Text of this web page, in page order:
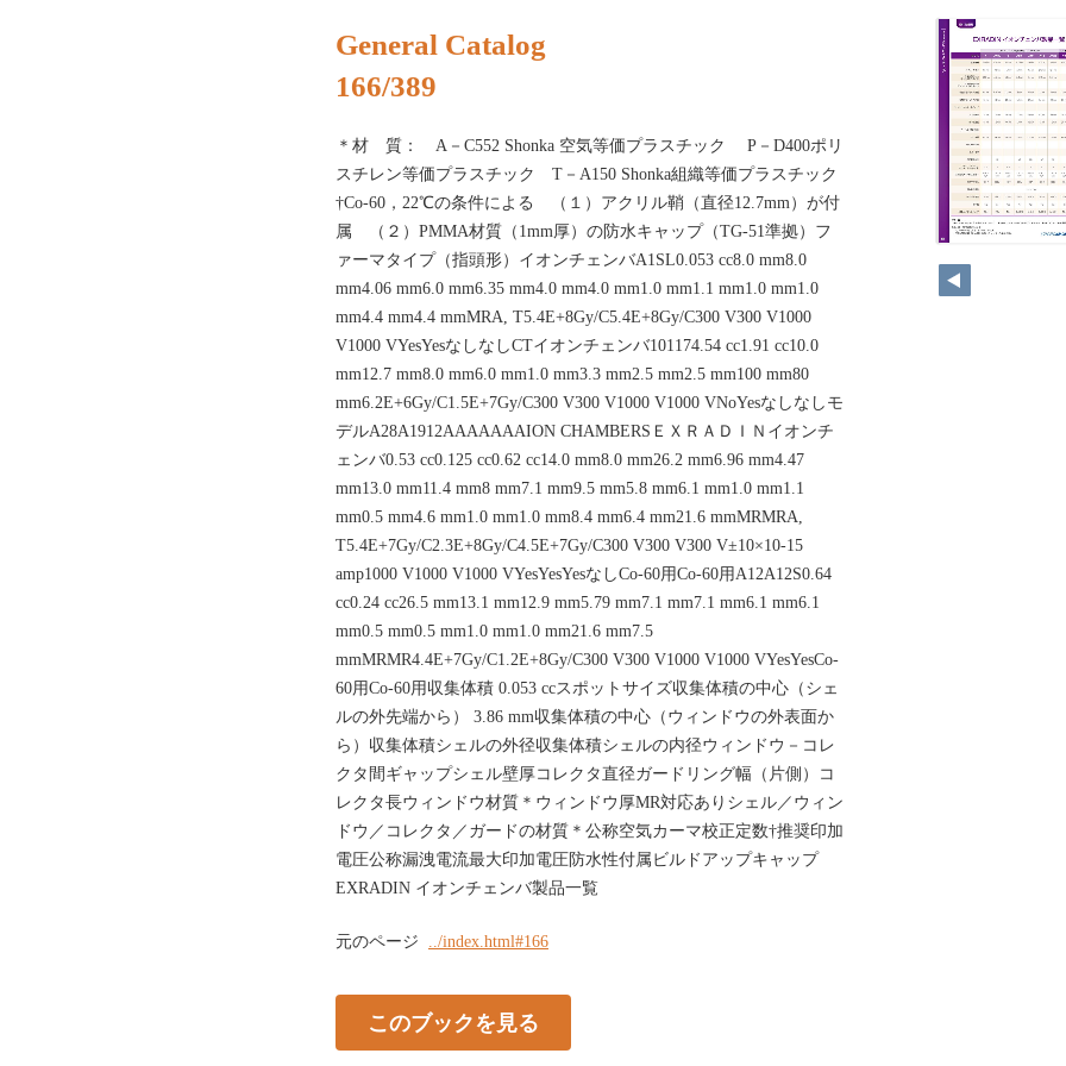
150
General Catalog
166/389
＊材 質： A－C552 Shonka 空気等価プラスチック P－D400ポリ
スチレン等価プラスチック T－A150 Shonka組織等価プラスチック
†Co-60，22℃の条件による （１）アクリル鞘（直径12.7mm）が付
属 （２）PMMA材質（1mm厚）の防水キャップ（TG-51準拠）フ
ァーマタイプ（指頭形）イオンチェンバA1SL0.053 cc8.0 mm8.0
mm4.06 mm6.0 mm6.35 mm4.0 mm4.0 mm1.0 mm1.1 mm1.0 mm1.0
mm4.4 mm4.4 mmMRA, T5.4E+8Gy/C5.4E+8Gy/C300 V300 V1000
V1000 VYesYesなしなしCTイオンチェンバ101174.54 cc1.91 cc10.0
mm12.7 mm8.0 mm6.0 mm1.0 mm3.3 mm2.5 mm2.5 mm100 mm80
mm6.2E+6Gy/C1.5E+7Gy/C300 V300 V1000 V1000 VNoYesなしなしモ
デルA28A1912AAAAAAAION CHAMBERSＥＸＲＡＤＩＮイオンチ
ェンバ0.53 cc0.125 cc0.62 cc14.0 mm8.0 mm26.2 mm6.96 mm4.47
mm13.0 mm11.4 mm8 mm7.1 mm9.5 mm5.8 mm6.1 mm1.0 mm1.1
mm0.5 mm4.6 mm1.0 mm1.0 mm8.4 mm6.4 mm21.6 mmMRMRA,
T5.4E+7Gy/C2.3E+8Gy/C4.5E+7Gy/C300 V300 V300 V±10×10-15
amp1000 V1000 V1000 VYesYesYesなしCo-60用Co-60用A12A12S0.64
cc0.24 cc26.5 mm13.1 mm12.9 mm5.79 mm7.1 mm7.1 mm6.1 mm6.1
mm0.5 mm0.5 mm1.0 mm1.0 mm21.6 mm7.5
mmMRMR4.4E+7Gy/C1.2E+8Gy/C300 V300 V1000 V1000 VYesYesCo-
60用Co-60用収集体積 0.053 ccスポットサイズ収集体積の中心（シェ
ルの外先端から） 3.86 mm収集体積の中心（ウィンドウの外表面か
ら）収集体積シェルの外径収集体積シェルの内径ウィンドウ－コレ
クタ間ギャップシェル壁厚コレクタ直径ガードリング幅（片側）コ
レクタ長ウィンドウ材質＊ウィンドウ厚MR対応ありシェル／ウィン
ドウ／コレクタ／ガードの材質＊公称空気カーマ校正定数†推奨印加
電圧公称漏洩電流最大印加電圧防水性付属ビルドアップキャップ
EXRADIN イオンチェンバ製品一覧
元のページ ../index.html#166
このブックを見る